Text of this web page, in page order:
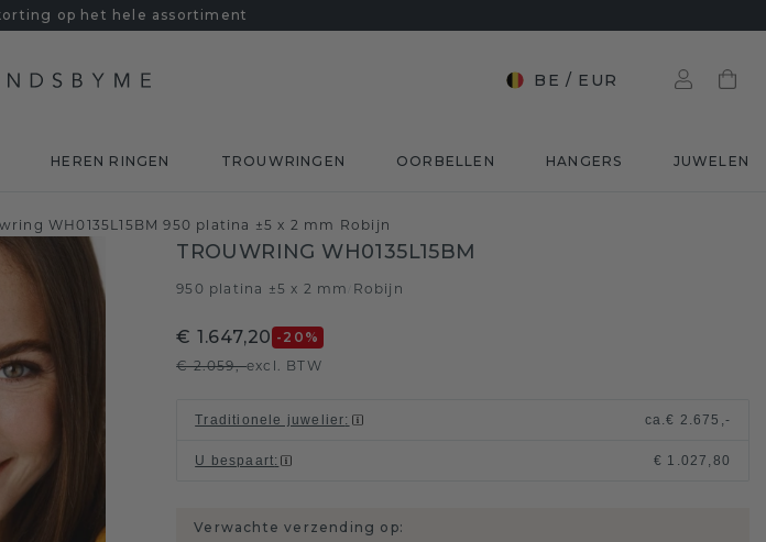
op het hele assortiment
BE / EUR
HEREN RINGEN TROUWRINGEN OORBELLEN HANGERS JUWELEN
WH0135L15BM 950 platina ±5 x 2 mm Robijn
TROUWRING WH0135L15BM
950 platina ±5 x 2 mm Robijn
€ 1.647,20 -20 %
€ 2.059,-excl. BTW
Traditionele juwelier: ca.€ 2.675,-
U bespaart: € 1.027,80
Verwachte verzending op: